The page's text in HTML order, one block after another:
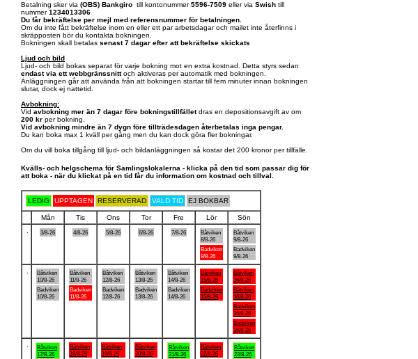
Betalning sker via (OBS) Bankgiro till kontonummer5596-7509 eller via Swish till
nummer1234013306
Du får bekräftelse per mejl med referensnummer för betalningen.
Om du inte fått bekräftelse inom en eller ett par arbetsdagar och mailet inte återfinns i
skräpposten bör du kontakta bokningen.
Bokningen skall betalas senast 7 dagar efter att bekräftelse skickats
Ljud och bild
Ljud- och bild bokas separat för varje bokning mot en extra kostnad. Detta styrs sedan
endast via ett webbgränssnittoch aktiveras per automatik med bokningen.
Anläggningen går att använda från att bokningen startar till fem minuter innan bokningen
slutar, dock ej nattetid.
Avbokning:
Vid avbokning mer än 7 dagar före bokningstillfälletdras en depositionsavgift av om
200 kr per bokning.
Vid avbokning mindre än 7 dygn före tillträdesdagen återbetalas inga pengar.
Du kan boka max 1 kväll per gång men du kan dock göra fler bokningar.
Om du vill boka tillgång till ljud- och bildanläggningen så kostar det 200 kronor per tillfälle.
Kvälls- och helgschema för Samlingslokalerna - klicka på den tid som passar dig för
att boka - när du klickat på en tid får du information om kostnad och tillval.
LEDIG UPPTAGEN RESERVERAD VALD TID EJ BOKBAR
Mån Tis Ons Tor Fre Lör
Sön
3/8-26 4/8-26 5/8-26 6/8-26 7/8-26
Båtviken
8/8-26
Badviken
8/8-26
Båtviken
9/8-26
Badviken
9/8-26
Båtviken
10/8-26
Badviken
10/8-26
Båtviken
11/8-26
Badviken
11/8-26
Båtviken
12/8-26
Badviken
12/8-26
Båtviken
13/8-26
Badviken
13/8-26
Båtviken
14/8-26
Badviken
14/8-26
Båtviken
15/8-26
Badviken
15/8-26
Båtviken
16/8-26
Båtviken
16/8-26
Badviken
16/8-26
Badviken
16/8-26
Båtviken
17/8-26
Båtviken
18/8-26
Båtviken
19/8-26
Båtviken
20/8-26
Båtviken
21/8-26
Båtviken
22/8-26
Båtviken
23/8-26